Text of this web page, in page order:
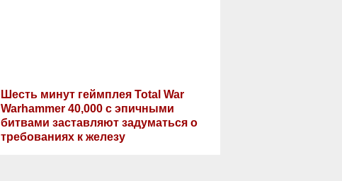
Шесть минут геймплея Total War
Warhammer 40,000 с эпичными
битвами заставляют задуматься о
требованиях к железу